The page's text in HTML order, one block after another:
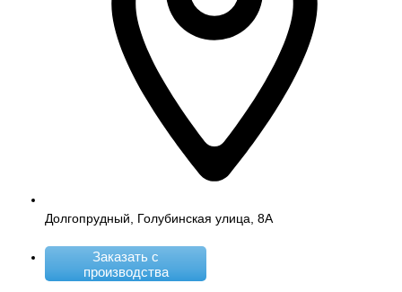
Долгопрудный, Голубинская улица, 8А
Заказать с
производства